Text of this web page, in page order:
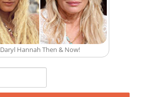
Daryl Hannah Then & Now!